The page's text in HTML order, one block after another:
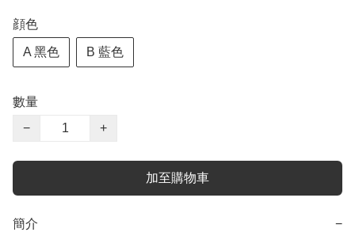
顔色
A 黑色 B 藍色
數量
−
+
加至購物車
簡介 −